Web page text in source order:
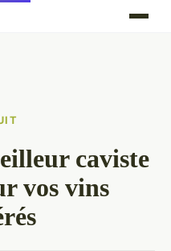
caviste
vos vins